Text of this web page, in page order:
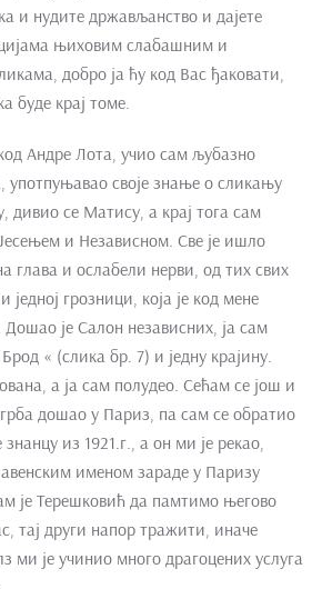
и нудите држављанство и дајете
њиховим слабашним и
добро ја ћу код Вас ђаковати,
буде крај томе.
Андре Лота, учио сам љубазно
употпуњавао своје знање о сликању
дивио се Матису, а крај тога сам
и Независном. Све је ишло
глава и ослабели нерви, од тих свих
грозници, која је код мене
је Салон независних, ја сам
« (слика бр. 7) и једну крајину.
а ја сам полудео. Сећам се још и
дошао у Париз, па сам се обратио
из 1921.г., а он ми је рекао,
именом зараде у Паризу
је Терешковић да памтимо његово
тај други напор тражити, иначе
ми је учинио много драгоцених услуга